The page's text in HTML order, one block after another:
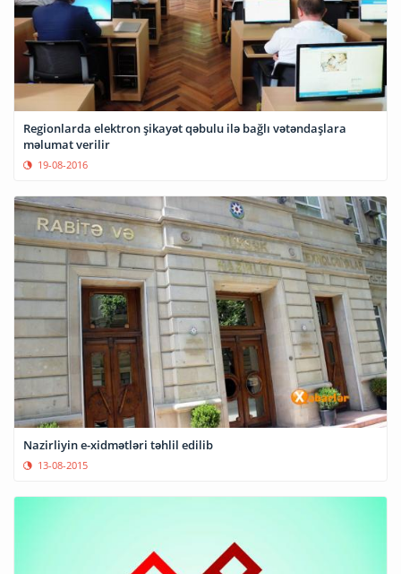
Regionlarda elektron şikayət qəbulu ilə bağlı vətəndaşlara
məlumat verilir
19-08-2016
Nazirliyin e-xidmətləri təhlil edilib
13-08-2015